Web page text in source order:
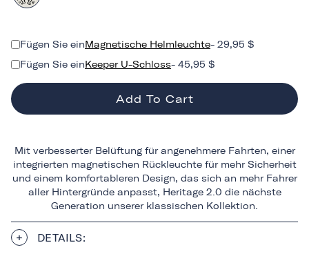
Fügen Sie einMagnetische Helmleuchte- 29,95 $
Fügen Sie einKeeper U-Schloss- 45,95 $
Add To Cart
Mit verbesserter Belüftung für angenehmere Fahrten, einer
integrierten magnetischen Rückleuchte für mehr Sicherheit
und einem komfortableren Design, das sich an mehr Fahrer
aller Hintergründe anpasst, Heritage 2.0 die nächste
Generation unserer klassischen Kollektion.
DETAILS: